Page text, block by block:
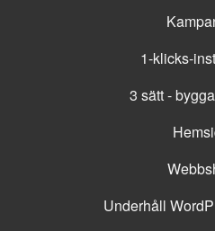
1-klicks-
3 sätt -
Underhåll